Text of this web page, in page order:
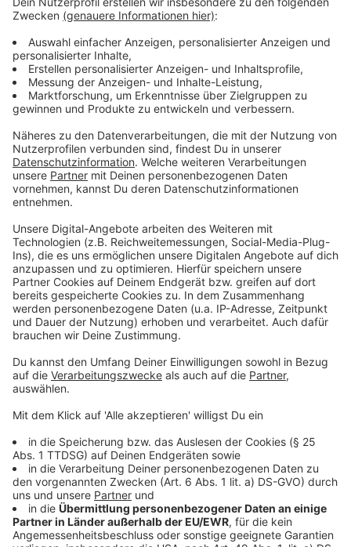
geschickt wird, muss man zur Arbeit gehen.
Anzeige
Was ist bei einer Vorerkrankung bzw. wenn
Anzeige
Grundsätzlich kann man sich auch hier nicht einfach so
Ausnahme: Ein Arzt spricht ein sogenanntes
Beschäftigungsverbot aus. In dem Fall darf ein
Arbeitnehmer seine Arbeit nicht mehr verrichten, so
Görzel. Er bekommt auch weiter sein Gehalt.
Anzeige
Kann ich auf Homeoffice bestehen?
Als Arbeitnehmer kann ich nicht darauf bestehen. Aber
auch der Arbeitgeber darf das nicht so ohne weiteres
anweisen. Das muss immer im Einvernehmen
entschieden werden.